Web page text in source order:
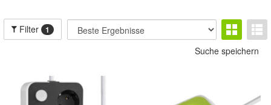
Filter 1
Suche speichern